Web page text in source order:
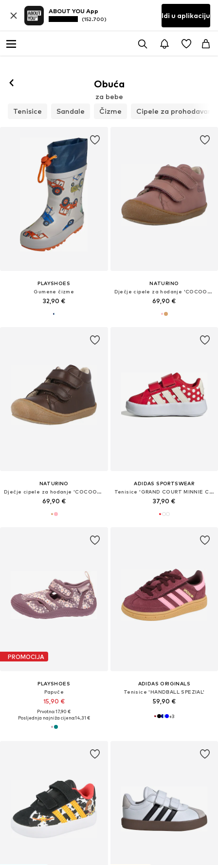
ABOUT YOU App
(152.700) Idi u aplikaciju
Obuća
za bebe
Tenisice
Sandale Čizme Cipele za prohodavanje
PLAYSHOES
Gumene čizme
32,90 €
NATURINO
Dječje cipele za hodanje 'COCOON SPAZZ'
69,90 €
NATURINO
Dječje cipele za hodanje 'COCOON SPAZZ'
69,90 €
ADIDAS SPORTSWEAR
Tenisice 'GRAND COURT MINNIE CF I'
37,90 €
PROMOCIJA
PLAYSHOES
Papuče
15,90 €
Prvotno: 17,90 €
Posljednja najniža cijena:14,31 €
ADIDAS ORIGINALS
Tenisice 'HANDBALL SPEZIAL'
59,90 €
+3